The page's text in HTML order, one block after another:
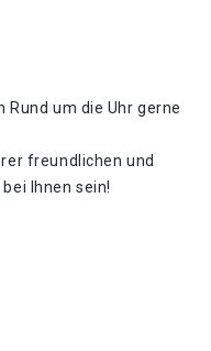
um die Uhr gerne
freundlichen und
Ihnen sein!